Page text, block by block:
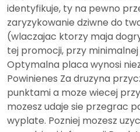
identyfikuje, ty na pewno
zaryzykowanie dziwne do
(wlaczajac ktorzy maja
tej promocji, przy minimalnej
Optymalna placa wynosi
Powinienes Za druzyna
punktami a moze wiecej
mozesz udaje sie przegrac
wyplate. Pozniej mozesz